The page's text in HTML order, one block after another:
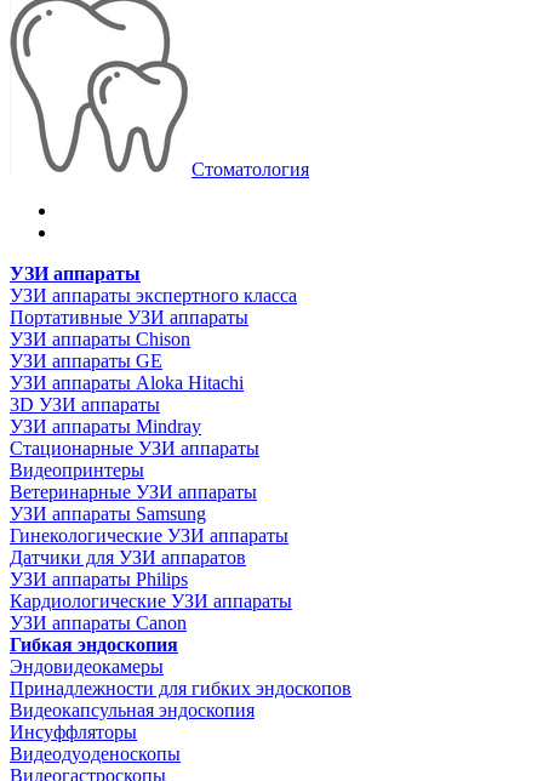
Стоматология
УЗИ аппараты
УЗИ аппараты экспертного класса
Портативные УЗИ аппараты
УЗИ аппараты Chison
УЗИ аппараты GE
УЗИ аппараты Aloka Hitachi
3D УЗИ аппараты
УЗИ аппараты Mindray
Стационарные УЗИ аппараты
Видеопринтеры
Ветеринарные УЗИ аппараты
УЗИ аппараты Samsung
Гинекологические УЗИ аппараты
Датчики для УЗИ аппаратов
УЗИ аппараты Philips
Кардиологические УЗИ аппараты
УЗИ аппараты Canon
Гибкая эндоскопия
Эндовидеокамеры
Принадлежности для гибких эндоскопов
Видеокапсульная эндоскопия
Инсуффляторы
Видеодуоденоскопы
Видеогастроскопы